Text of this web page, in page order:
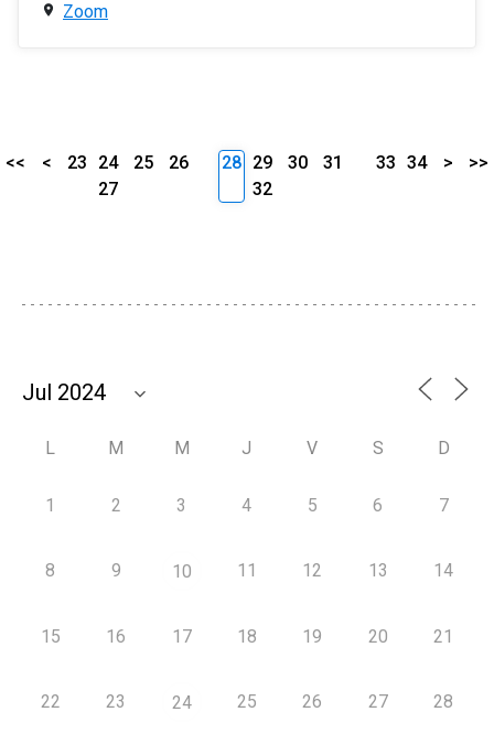
Zoom
<< < 23 24 25
26
27
28 29 30
31
32
33 34 > >>
L M M J V S D
1 2 3 4 5 6 7
8 9 10 11 12 13 14
15 16 17 18 19 20 21
22 23 24 25 26 27 28